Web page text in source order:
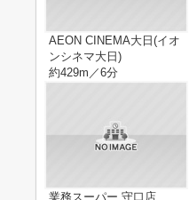
AEON CINEMA大日(イオ
ンシネマ大日)
約429m／6分
業務スーパー 守口店